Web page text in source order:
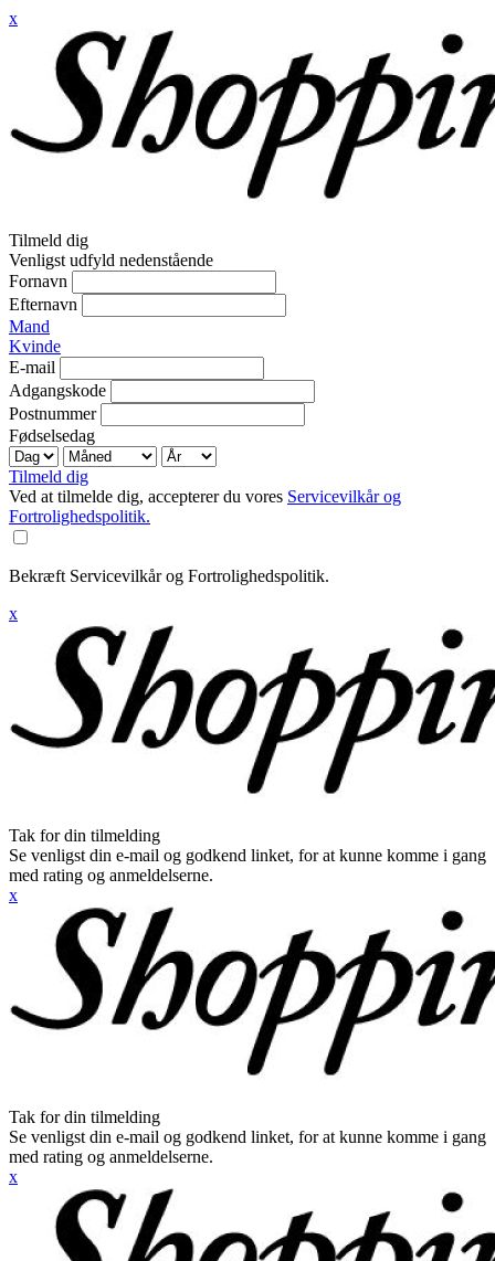
x
Tilmeld dig
Venligst udfyld nedenstående
Fornavn
Efternavn
Mand
Kvinde
E-mail
Adgangskode
Postnummer
Fødselsedag
Tilmeld dig
Ved at tilmelde dig, accepterer du vores Servicevilkår og
Fortrolighedspolitik.
Bekræft Servicevilkår og Fortrolighedspolitik.
x
Tak for din tilmelding
Se venligst din e-mail og godkend linket, for at kunne komme i gang
med rating og anmeldelserne.
x
Tak for din tilmelding
Se venligst din e-mail og godkend linket, for at kunne komme i gang
med rating og anmeldelserne.
x